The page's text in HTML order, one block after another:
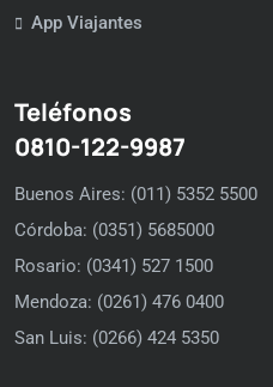
App Viajantes
Teléfonos
0810-122-9987
Buenos Aires: (011) 5352 5500
Córdoba: (0351) 5685000
Rosario: (0341) 527 1500
Mendoza: (0261) 476 0400
San Luis: (0266) 424 5350